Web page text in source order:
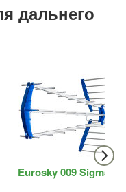
дальнего
Eurosky 009 Sigma